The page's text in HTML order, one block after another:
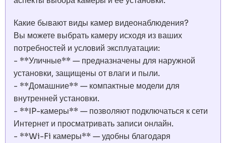
Какие бывают виды камер видеонаблюдения?
Вы можете выбрать камеру исходя из ваших
потребностей и условий эксплуатации:
- **Уличные** — предназначены для наружной
установки, защищены от влаги и пыли.
- **Домашние** — компактные модели для
внутренней установки.
- **IP-камеры** — позволяют подключаться к сети
Интернет и просматривать записи онлайн.
- **Wi-Fi камеры** — удобны благодаря